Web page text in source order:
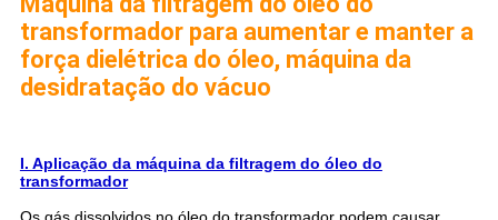
transformador para aumentar e manter a
força dielétrica do óleo, máquina da
desidratação do vácuo
I. Aplicação da máquina da filtragem do óleo do
transformador